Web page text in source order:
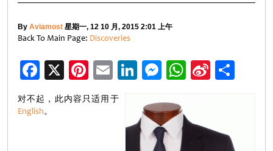
By Aviamost 星期一, 12 10 月, 2015 2:01 上午
Back To Main Page: Discoveries
Facebook
X Pinterest
EmailLinkedIn
Messenger
WhatsApp
Sina
对不起，此内容只适用于
English。